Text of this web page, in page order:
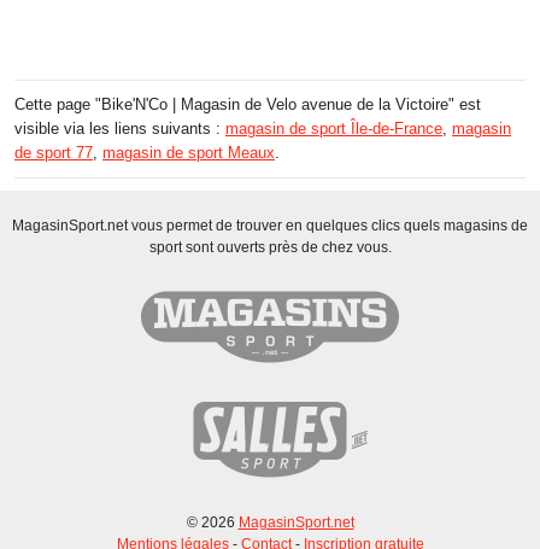
Cette page "Bike'N'Co | Magasin de Velo avenue de la Victoire" est
visible via les liens suivants : magasin de sport Île-de-France, magasin
de sport 77, magasin de sport Meaux.
MagasinSport.net vous permet de trouver en quelques clics quels magasins de
sport sont ouverts près de chez vous.
© 2026 MagasinSport.net
Mentions légales- Contact- Inscription gratuite